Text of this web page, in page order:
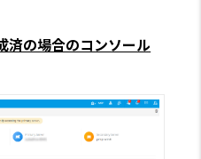
の場合のコンソール